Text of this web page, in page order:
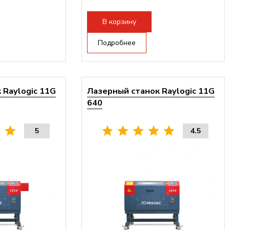
В корзину
Подробнее
11G
5
Лазерный станок Raylogic 11G
640
4.5